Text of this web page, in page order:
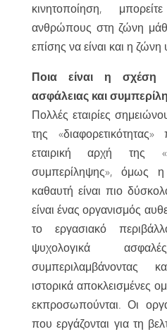
κινητοποίηση,
ανθρώπους στη ζώνη
επίσης να είναι και η
Ποια είναι η σχέση
ασφάλειας και
Πολλές εταιρίες
της
εταιρική αρχή της
συμπερίληψης», όμως
καθαυτή είναι πιο
είναι ένας οργανισμός
το εργασιακό
ψυχολογικά
ιστορικά αποκλεισμένες
εκπροσωπούνται. Οι
που εργάζονται για τη